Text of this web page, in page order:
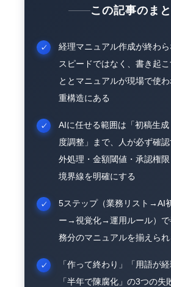
この記事のま
経理マニュアル作成が終わ
スピードではなく、書き起
ととマニュアルが現場で使
重構造にある
AIに任せる範囲は「初稿生
度調整」まで、人が必ず確
外処理・金額閾値・承認権
境界線を明確にする
5ステップ（業務リスト→AI
ー→視覚化→運用ルール）で
務分のマニュアルを揃えられ
「作って終わり」「用語が
「半年で陳腐化」の3つの失